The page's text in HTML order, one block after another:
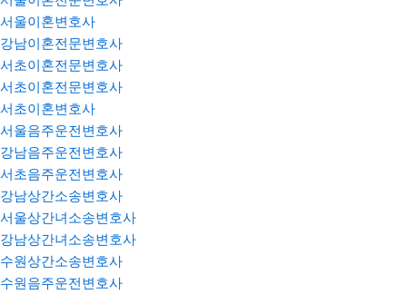
서울이혼변호사
강남이혼전문변호사
서초이혼전문변호사
서초이혼전문변호사
서초이혼변호사
서울음주운전변호사
강남음주운전변호사
서초음주운전변호사
강남상간소송변호사
서울상간녀소송변호사
강남상간녀소송변호사
수원상간소송변호사
수원음주운전변호사